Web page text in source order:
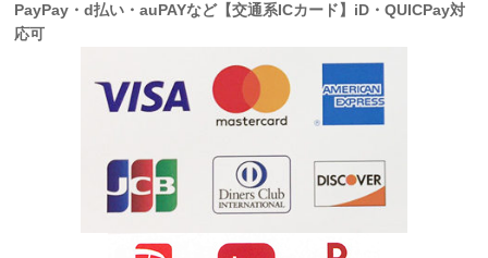
PayPay・d払い・auPAYなど【交通系ICカード】iD・QUICPay対
応可